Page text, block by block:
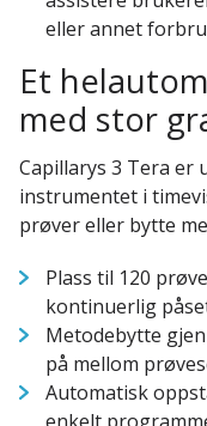
eller annet
Et
med stor
Capillarys 3 Tera er
instrumentet i
prøver eller bytte
Plass til 120
kontinuerlig
Metodebytte
på mellom
Automatisk